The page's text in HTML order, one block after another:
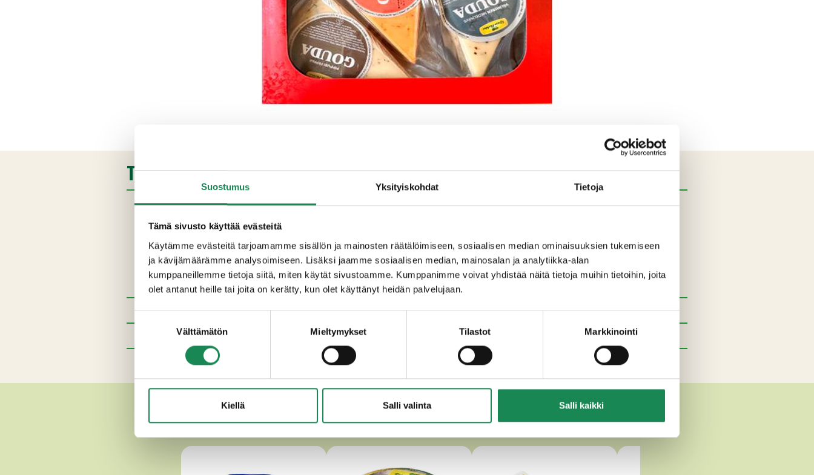
Suostumus Yksityiskohdat Tietoja
Tämä sivusto käyttää evästeitä
Käytämme evästeitä tarjoamamme sisällön ja mainosten räätälöimiseen, sosiaalisen median ominaisuuksien tukemiseen
ja kävijämäärämme analysoimiseen. Lisäksi jaamme sosiaalisen median, mainosalan ja analytiikka-alan
kumppaneillemme tietoja siitä, miten käytät sivustoamme. Kumppanimme voivat yhdistää näitä tietoja muihin tietoihin, joita
olet antanut heille tai joita on kerätty, kun olet käyttänyt heidän palvelujaan.
Välttämätön Mieltymykset Tilastot Markkinointi
Kiellä Salli valinta Salli kaikki
TUOTETIEDOT
Ainesosat
Jalapenogouda 250g: Pastöroitu lehmän
Vuohenmaitogouda 250g: Pastöroitu vuohenMAITO, suola, hapate, juoksute.
Välimerengouda 250g: Pastöroitu lehmänMAITO, suola, valkosipuli, oliivi, basilika, tomaatti, hapate, juoksute.
Pakkauskoot
Erikoisruokavaliot
Lisätiedot
MUUT HERKULLISET SESONKITUOTTEET